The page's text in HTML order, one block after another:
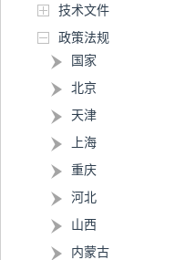
技术文件
政策法规
国家
北京
天津
上海
重庆
河北
山西
内蒙古